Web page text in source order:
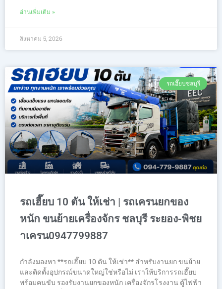
อ่านเพิ่มเติม »
สิงหาคม 5, 2026
รถเฮี๊ยบชลบุรี
รถเฮี๊ยบ 10 ตัน ให้เช่า | รถเครนยกของ
หนัก ขนย้ายเครื่องจักร ชลบุรี ระยอง-พิชย
าเครน0947799887
กำลังมองหา **รถเฮี๊ยบ 10 ตัน ให้เช่า** สำหรับงานยก ขนย้าย
และติดตั้งอุปกรณ์ขนาดใหญ่ใช่หรือไม่ เราให้บริการรถเฮี๊ยบ
พร้อมคนขับ รองรับงานยกของหนัก เครื่องจักรโรงงาน ตู้ไฟฟ้า